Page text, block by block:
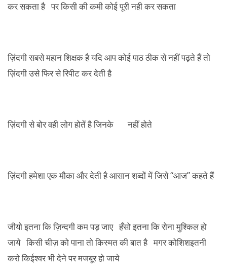
कर सकता है पर किसी की कमी कोई पूरी नही कर सकता
ज़िंदगी सबसे महान शिक्षक है यदि आप कोई पाठ ठीक से नहीं पढ़ते हैं तो
ज़िंदगी उसे फिर से रिपीट कर देती है
ज़िंदगी से बोर वही लोग होतें है जिनके नहीं होते
ज़िंदगी हमेशा एक मौका और देती है आसान शब्दों में जिसे “आज” कहते हैं
जीयो इतना कि ज़िन्दगी कम पड़ जाए हँसो इतना कि रोना मुश्किल हो
जाये किसी चीज़ को पाना तो किस्मत की बात है मगर कोशिशइतनी
करो किईश्वर भी देने पर मजबूर हो जाये